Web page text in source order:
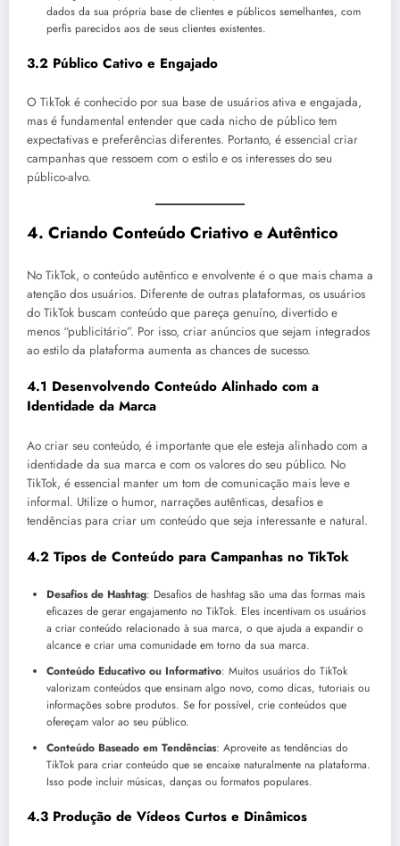
dados da sua própria base de clientes e públicos semelhantes, com
perfis parecidos aos de seus clientes existentes.
3.2 Público Cativo e Engajado
O TikTok é conhecido por sua base de usuários ativa e engajada,
mas é fundamental entender que cada nicho de público tem
expectativas e preferências diferentes. Portanto, é essencial criar
campanhas que ressoem com o estilo e os interesses do seu
público-alvo.
4. Criando Conteúdo Criativo e Autêntico
No TikTok, o conteúdo autêntico e envolvente é o que mais chama a
atenção dos usuários. Diferente de outras plataformas, os usuários
do TikTok buscam conteúdo que pareça genuíno, divertido e
menos “publicitário”. Por isso, criar anúncios que sejam integrados
ao estilo da plataforma aumenta as chances de sucesso.
4.1 Desenvolvendo Conteúdo Alinhado com a
Identidade da Marca
Ao criar seu conteúdo, é importante que ele esteja alinhado com a
identidade da sua marca e com os valores do seu público. No
TikTok, é essencial manter um tom de comunicação mais leve e
informal. Utilize o humor, narrações autênticas, desafios e
tendências para criar um conteúdo que seja interessante e natural.
4.2 Tipos de Conteúdo para Campanhas no TikTok
Desafios de Hashtag: Desafios de hashtag são uma das formas mais
eficazes de gerar engajamento no TikTok. Eles incentivam os usuários
a criar conteúdo relacionado à sua marca, o que ajuda a expandir o
alcance e criar uma comunidade em torno da sua marca.
Conteúdo Educativo ou Informativo: Muitos usuários do TikTok
valorizam conteúdos que ensinam algo novo, como dicas, tutoriais ou
informações sobre produtos. Se for possível, crie conteúdos que
ofereçam valor ao seu público.
Conteúdo Baseado em Tendências: Aproveite as tendências do
TikTok para criar conteúdo que se encaixe naturalmente na plataforma.
Isso pode incluir músicas, danças ou formatos populares.
4.3 Produção de Vídeos Curtos e Dinâmicos